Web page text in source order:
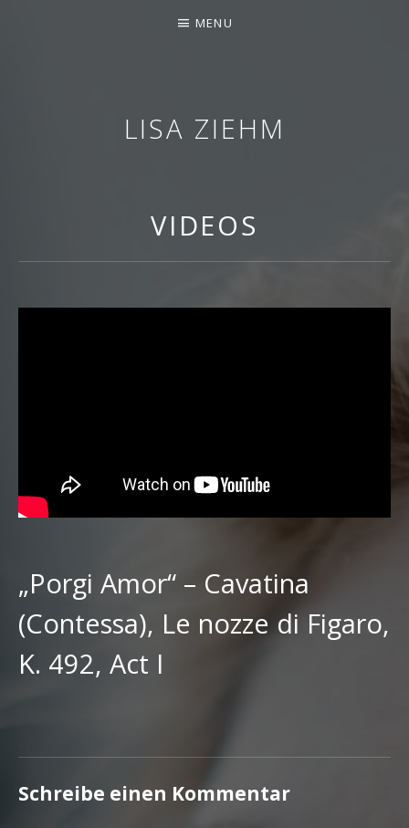
LISA ZIEHM
MENU
VIDEOS
„Porgi Amor“ – Cavatina
(Contessa), Le nozze di Figaro,
K. 492, Act I
Schreibe einen Kommentar